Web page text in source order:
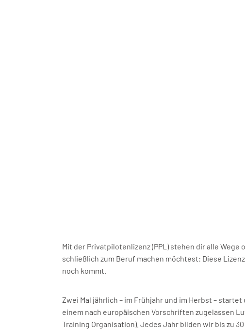
Mit der Privatpilotenlizenz (PPL) stehen dir alle Wege
schließlich zum Beruf machen möchtest: Diese
noch kommt.
Zwei Mal jährlich – im Frühjahr und im Herbst –
einem nach europäischen Vorschriften zugelassen
Training Organisation). Jedes Jahr bilden wir bis zu